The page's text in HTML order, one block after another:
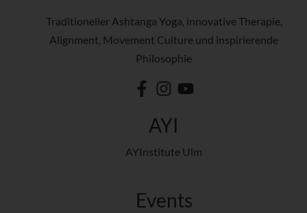
Traditioneller Ashtanga Yoga, innovative Therapie,
Alignment, Movement Culture und inspirierende
Philosophie
AYI
AYInstitute Ulm
Events